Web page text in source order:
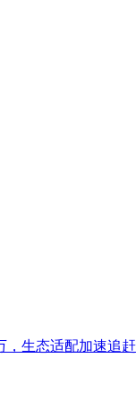
，生态适配加速追